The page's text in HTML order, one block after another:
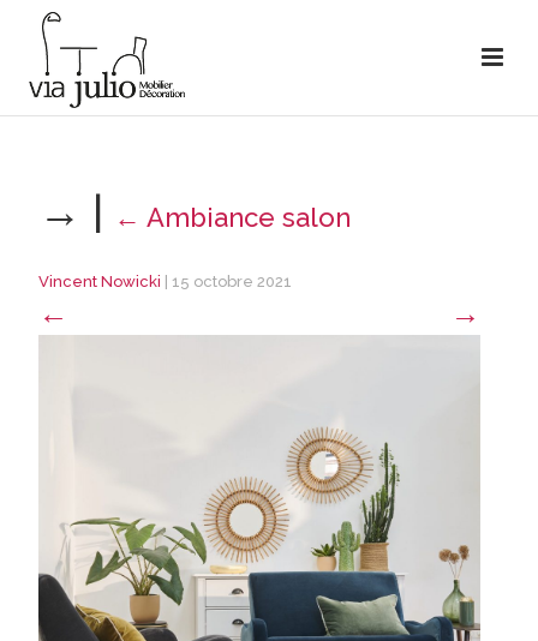
→ | ← Ambiance salon
Vincent Nowicki 15 octobre 2021
← →